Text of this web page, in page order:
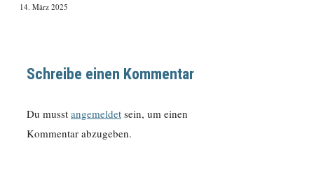
14. März 2025
Schreibe einen Kommentar
Du musst angemeldet sein, um einen
Kommentar abzugeben.